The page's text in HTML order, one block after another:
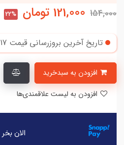
154,000
121,000 تومان 22%
تاریخ آخرین بروزرسانی قیمت 17 مرداد 1405